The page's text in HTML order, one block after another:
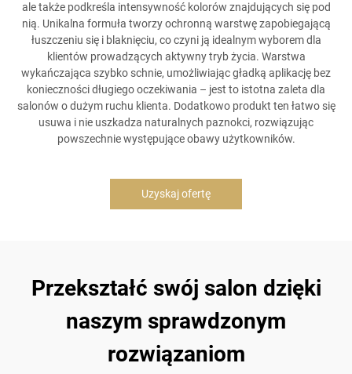
ale także podkreśla intensywność kolorów znajdujących się pod
nią. Unikalna formuła tworzy ochronną warstwę zapobiegającą
łuszczeniu się i blaknięciu, co czyni ją idealnym wyborem dla
klientów prowadzących aktywny tryb życia. Warstwa
wykańczająca szybko schnie, umożliwiając gładką aplikację bez
konieczności długiego oczekiwania – jest to istotna zaleta dla
salonów o dużym ruchu klienta. Dodatkowo produkt ten łatwo się
usuwa i nie uszkadza naturalnych paznokci, rozwiązując
powszechnie występujące obawy użytkowników.
Uzyskaj ofertę
Przekształć swój salon dzięki
naszym sprawdzonym
rozwiązaniom